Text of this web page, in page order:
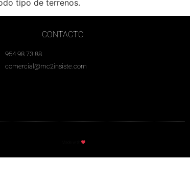
tipo de terrenos.
CONTACTO
954 98 73 88
comercial@mc2insiste.com